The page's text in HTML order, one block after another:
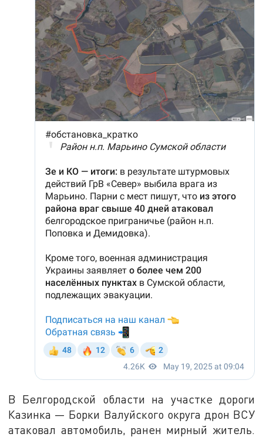
В Белгородской области на участке дороги
Казинка — Борки Валуйского округа дрон ВСУ
атаковал автомобиль, ранен мирный житель.